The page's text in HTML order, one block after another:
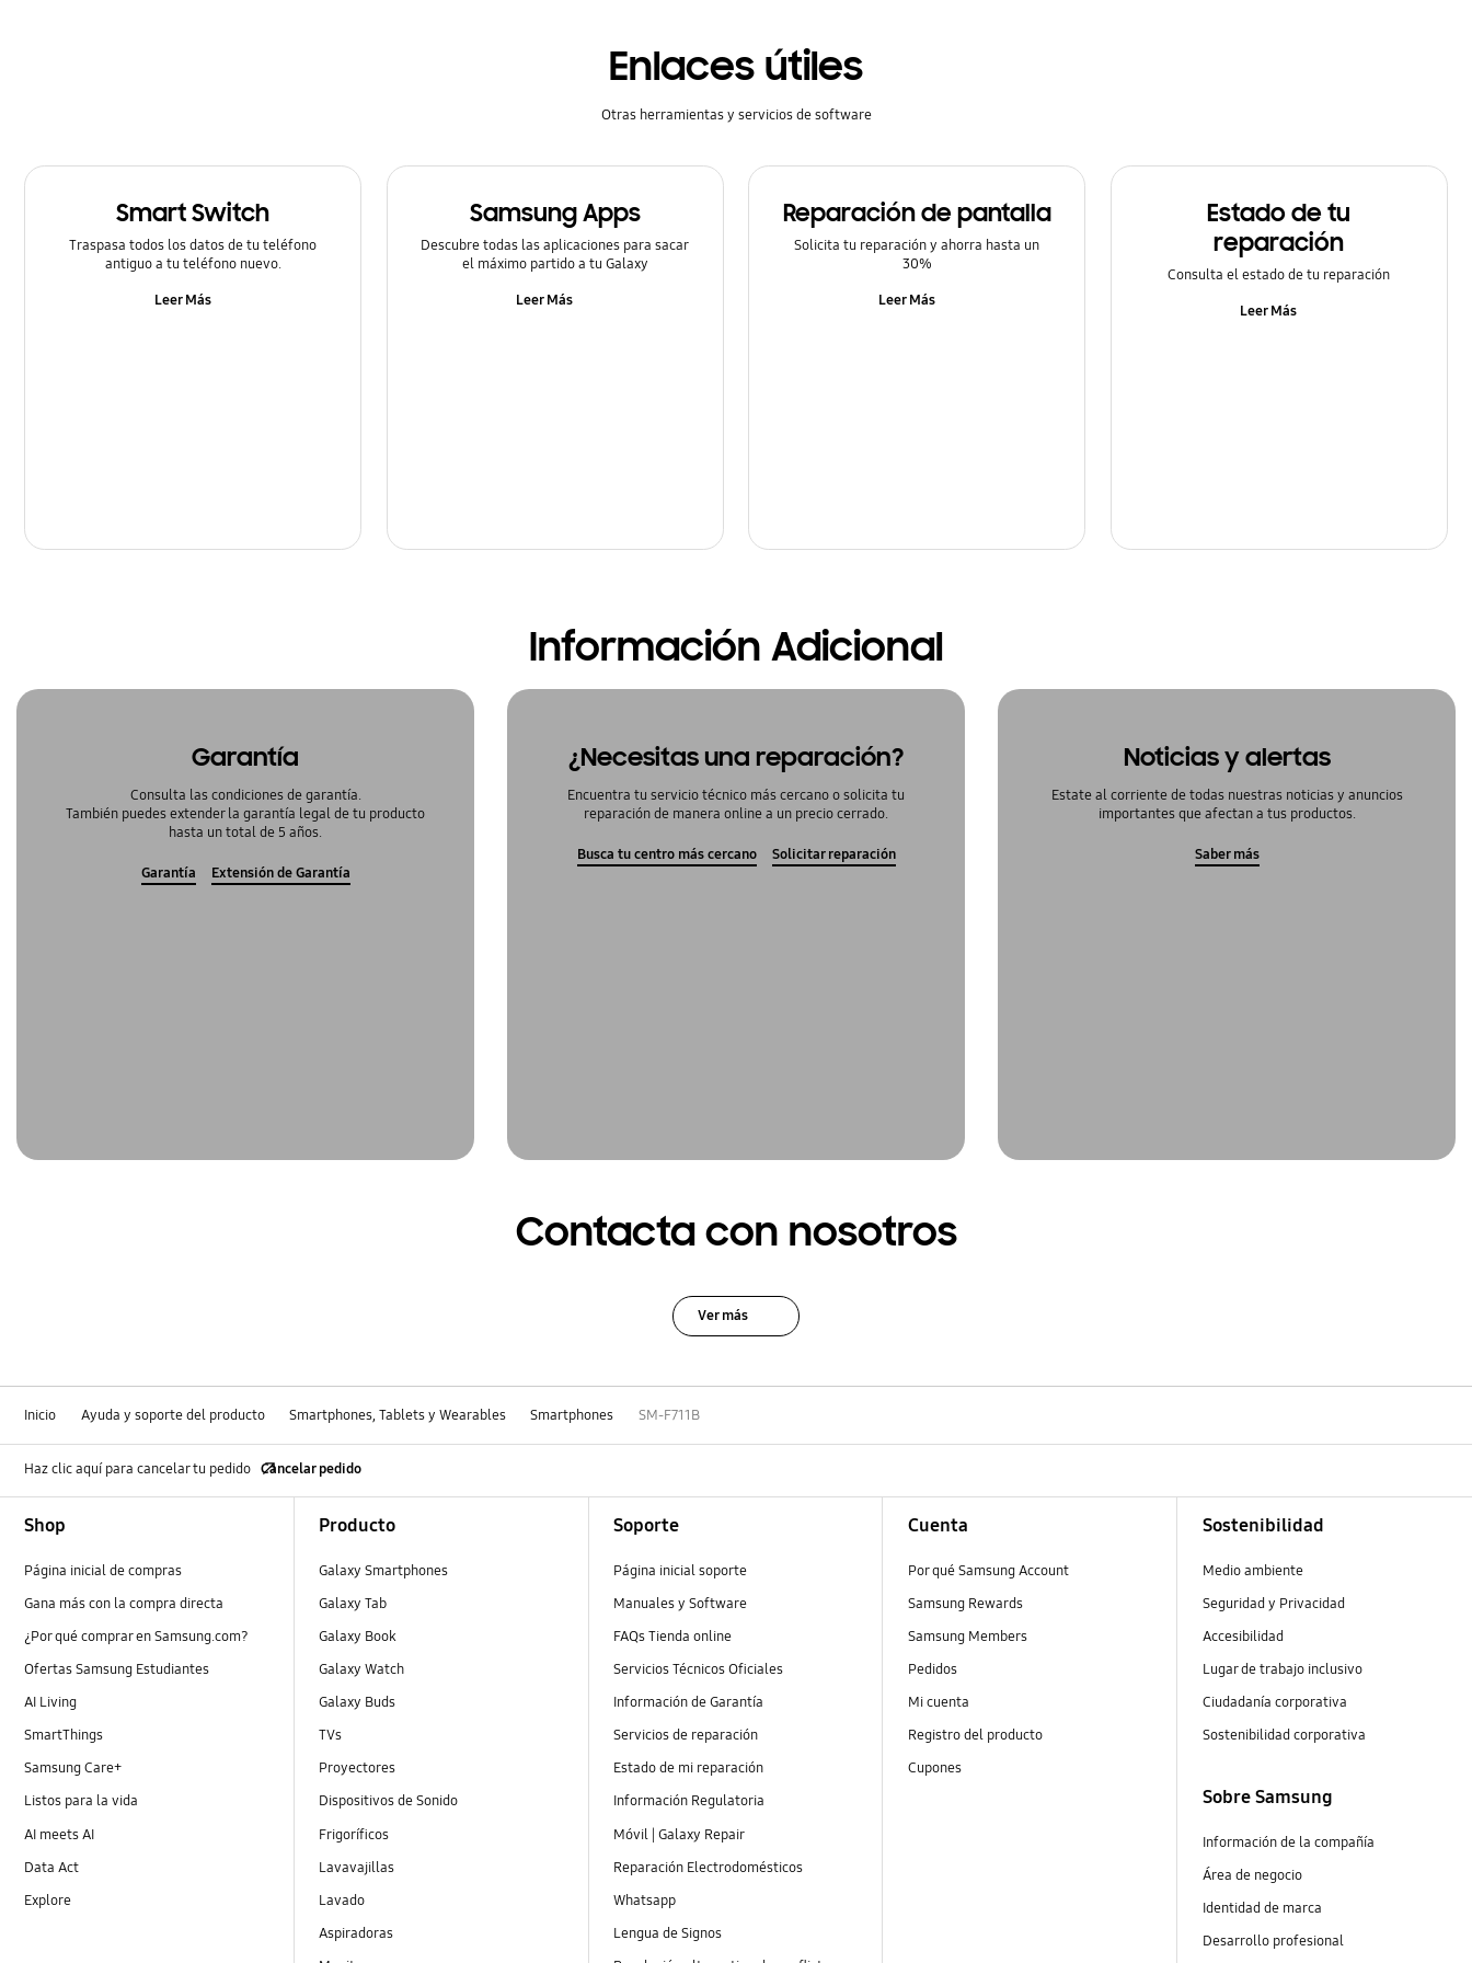
Multimedia
Redes & Wifi
Enlaces útiles
Otras herramientas y servicios de software
Smart Switch
Traspasa todos los datos de tu teléfono
antiguo a tu teléfono nuevo.
Leer Más
Samsung Apps
Descubre todas las aplicaciones para sacar
el máximo partido a tu Galaxy
Leer Más
Reparación de pantalla
Solicita tu reparación y ahorra hasta un
30%
Leer Más
Estado de tu
reparación
Consulta el estado de tu reparación
Leer Más
Información Adicional
Garantía
Consulta las condiciones de garantía.
También puedes extender la garantía legal de tu producto
hasta un total de 5 años.
Garantía Extensión de Garantía
¿Necesitas una reparación?
Encuentra tu servicio técnico más cercano o solicita tu
reparación de manera online a un precio cerrado.
Busca tu centro más cercano Solicitar reparación
Noticias y alertas
Estate al corriente de todas nuestras noticias y anuncios
importantes que afectan a tus productos.
Saber más
Contacta con nosotros
Ver más
Inicio Ayuda y soporte del producto Smartphones, Tablets y Wearables Smartphones SM-F711B
Haz clic aquí para cancelar tu pedido Cancelar pedido
Shop
Página inicial de compras
Gana más con la compra directa
¿Por qué comprar en Samsung.com?
Ofertas Samsung Estudiantes
AI Living
SmartThings
Samsung Care+
Listos para la vida
AI meets AI
Data Act
Explore
Producto
Galaxy Smartphones
Galaxy Tab
Galaxy Book
Galaxy Watch
Galaxy Buds
TVs
Proyectores
Dispositivos de Sonido
Frigoríficos
Lavavajillas
Lavado
Aspiradoras
Soporte
Página inicial soporte
Manuales y Software
FAQs Tienda online
Servicios Técnicos Oficiales
Información de Garantía
Servicios de reparación
Estado de mi reparación
Información Regulatoria
Móvil | Galaxy Repair
Reparación Electrodomésticos
Whatsapp
Lengua de Signos
Cuenta
Por qué Samsung Account
Samsung Rewards
Samsung Members
Pedidos
Mi cuenta
Registro del producto
Cupones
Sostenibilidad
Medio ambiente
Seguridad y Privacidad
Accesibilidad
Lugar de trabajo inclusivo
Ciudadanía corporativa
Sostenibilidad corporativa
Sobre Samsung
Información de la compañía
Área de negocio
Identidad de marca
Desarrollo profesional